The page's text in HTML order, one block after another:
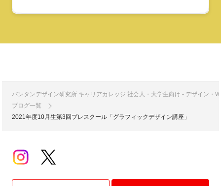
バンタンデザイン研究所 キャリアカレッジ 社会人・大学生向け - デザイン・
ブログ一覧
2021年度10月生第3回プレスクール「グラフィックデザイン講座」